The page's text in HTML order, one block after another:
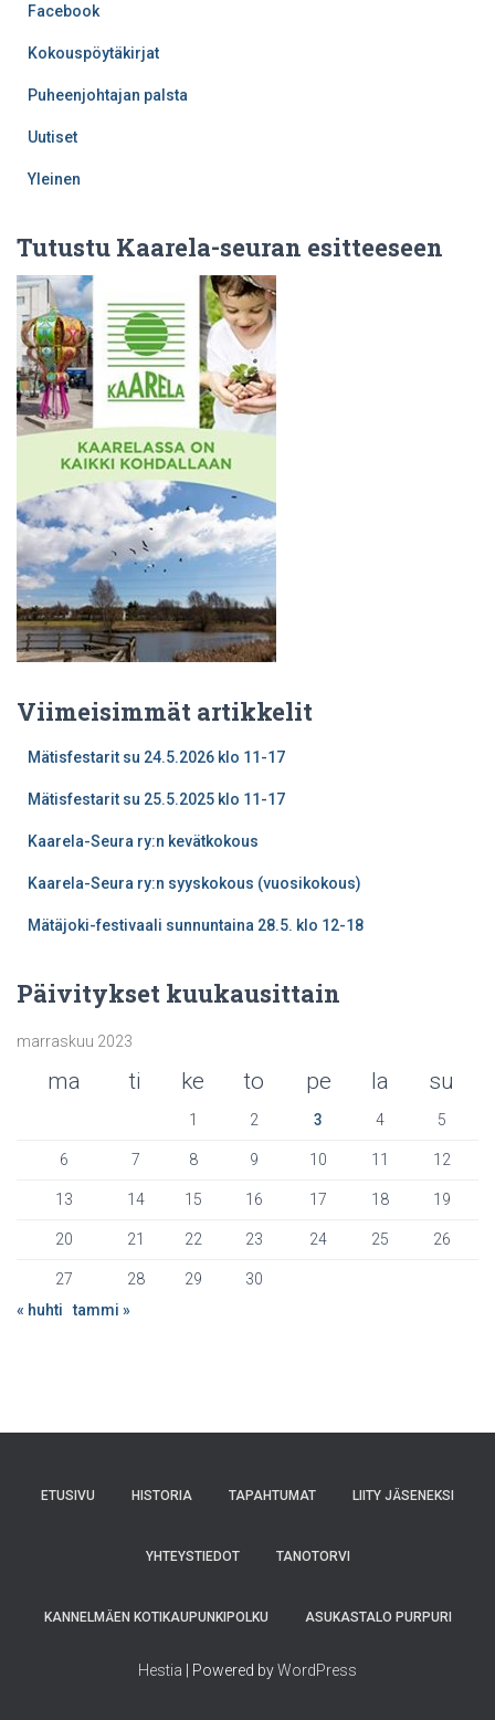
Facebook
Kokouspöytäkirjat
Puheenjohtajan palsta
Uutiset
Yleinen
Tutustu Kaarela-seuran esitteeseen
Viimeisimmät artikkelit
Mätisfestarit su 24.5.2026 klo 11-17
Mätisfestarit su 25.5.2025 klo 11-17
Kaarela-Seura ry:n kevätkokous
Kaarela-Seura ry:n syyskokous (vuosikokous)
Mätäjoki-festivaali sunnuntaina 28.5. klo 12-18
Päivitykset kuukausittain
marraskuu 2023
ma ti ke to pe la su
1 2 3 4 5
6 7 8 9 10 11 12
13 14 15 16 17 18 19
20 21 22 23 24 25 26
27 28 29
30
« huhti
tammi »
ETUSIVU HISTORIA TAPAHTUMAT LIITY JÄSENEKSI
YHTEYSTIEDOT TANOTORVI
KANNELMÄEN KOTIKAUPUNKIPOLKU ASUKASTALO PURPURI
Hestia | Powered byWordPress